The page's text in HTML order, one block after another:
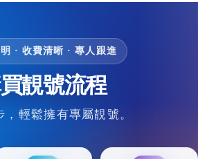
· 收費清晰 · 專人跟進
靚號流程
，輕鬆擁有專屬靚號。